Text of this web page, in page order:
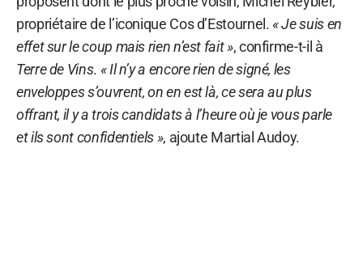
propriétaire de l’iconique Cos d’Estournel.« Je suis en
effet sur le coup mais rien n’est fait », confirme-t-il à
Terre de Vins. « Il n’y a encore rien de signé, les
enveloppes s’ouvrent, on en est là, ce sera au plus
offrant, il y a trois candidats à l’heure où je vous parle
et ils sont confidentiels », ajoute Martial Audoy.